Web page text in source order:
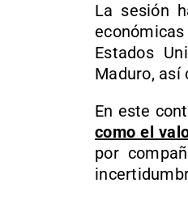
La sesión
Estados
Maduro, así
En este
como el
por